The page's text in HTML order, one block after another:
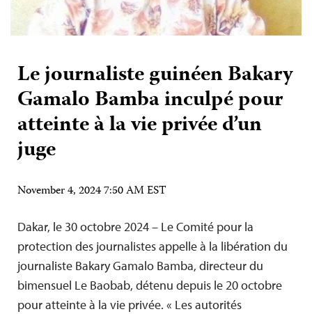
Le journaliste guinéen Bakary
Gamalo Bamba inculpé pour
atteinte à la vie privée d’un
juge
November 4, 2024 7:50 AM EST
Dakar, le 30 octobre 2024 – Le Comité pour la
protection des journalistes appelle à la libération du
journaliste Bakary Gamalo Bamba, directeur du
bimensuel Le Baobab, détenu depuis le 20 octobre
pour atteinte à la vie privée. « Les autorités